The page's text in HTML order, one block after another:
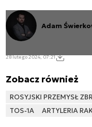
Adam
28 lutego 2024, 07:21
Zobacz również
ROSYJSKI PRZEMYSŁ
TOS-1A
ARTYLERIA